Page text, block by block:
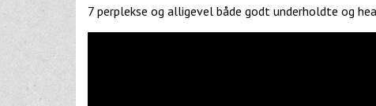
7 perplekse og alligevel både godt underholdte og